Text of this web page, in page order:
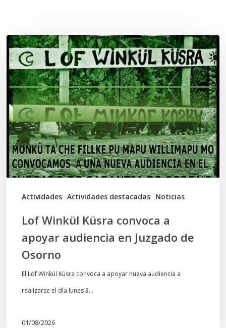
Actividades Actividades destacadas Noticias
Lof
Winkül
Küsra
convoca
a
apoyar
audiencia
en
Juzgado
Lof Winkül Küsra convoca a
apoyar audiencia en Juzgado de
Osorno
El Lof Winkül Küsra convoca a apoyar nueva audiencia a
realizarse el día lunes 3…
01/08/2026